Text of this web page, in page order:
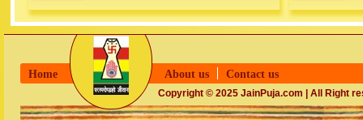
Home About us Contact us
Copyright © 2025 JainPuja.com | All Right